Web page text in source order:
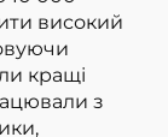
високий
кращі
з